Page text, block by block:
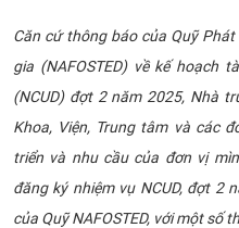
ĐÀO TẠO
ĐẢM BẢO CHẤT
KHOA HỌC CÔNG NGHỆ
HTQT
Căn cứ thông báo của Quỹ
gia (NAFOSTED) về kế hoạch
(NCUD) đợt 2 năm 2025, Nhà
Khoa, Viện, Trung tâm và các
triển và nhu cầu của đơn vị
đăng ký nhiệm vụ NCUD, đợt 2
của Quỹ NAFOSTED, với một số